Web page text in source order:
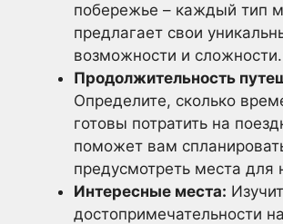
побережье – каждый тип
предлагает свои
возможности и сложности.
Продолжительность
Определите, сколько
готовы потратить на
поможет вам
предусмотреть места для
Интересные места:
достопримечательности